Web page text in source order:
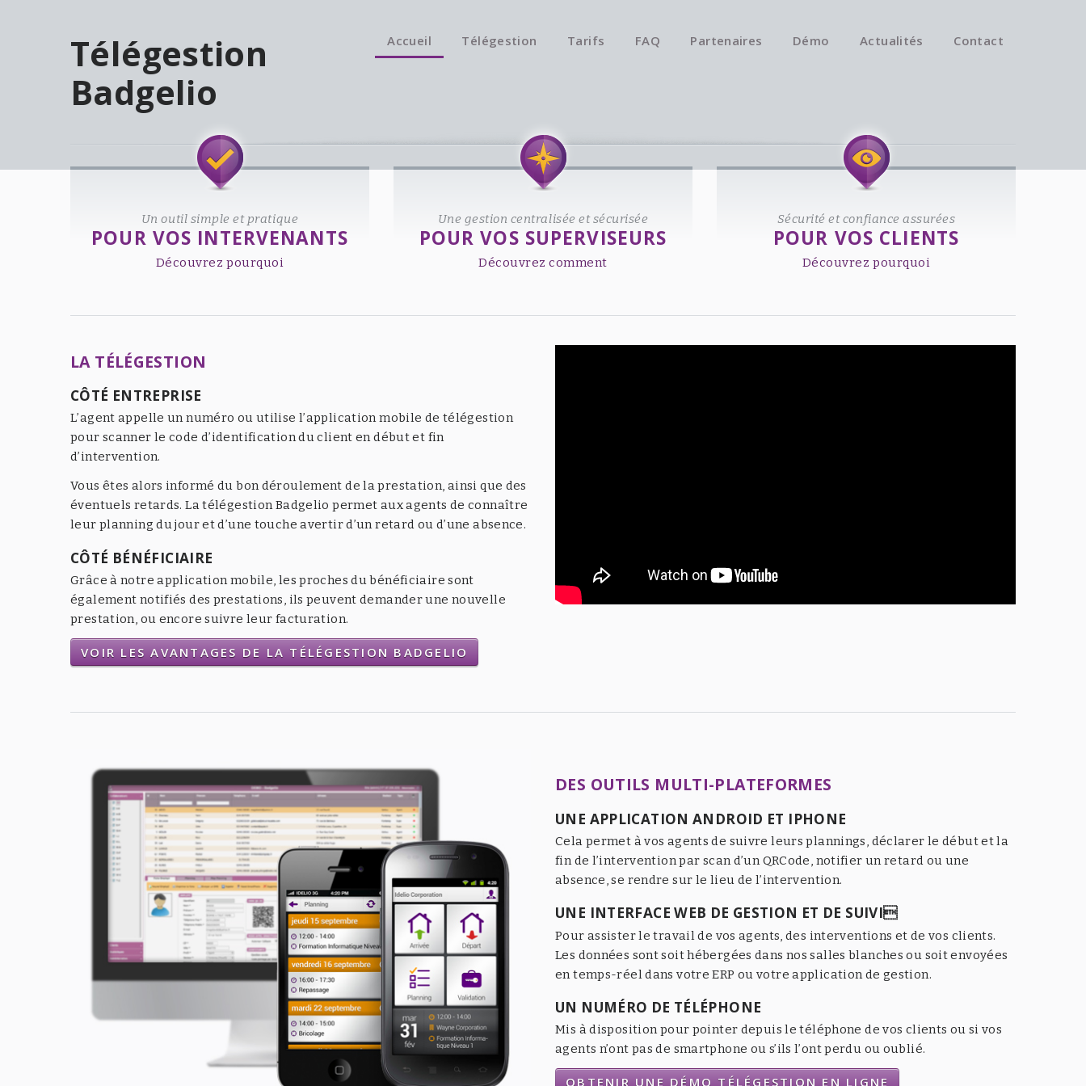
Télégestion
Badgelio
Accueil Télégestion Tarifs FAQ Partenaires Démo Actualités Contact
Welcome! Available on iOS & Android.
Un outil simple et pratique
POUR VOS INTERVENANTS
Découvrez pourquoi
Une gestion centralisée et sécurisée
POUR VOS SUPERVISEURS
Découvrez comment
Sécurité et confiance assurées
POUR VOS CLIENTS
Découvrez pourquoi
LA TÉLÉGESTION
CÔTÉ ENTREPRISE
L’agent appelle un numéro ou utilise l’application mobile de télégestion
pour scanner le code d’identification du client en début et fin
d’intervention.
Vous êtes alors informé du bon déroulement de la prestation, ainsi que des
éventuels retards. La télégestion Badgelio permet aux agents de connaître
leur planning du jour et d’une touche avertir d’un retard ou d’une absence.
CÔTÉ BÉNÉFICIAIRE
Grâce à notre application mobile, les proches du bénéficiaire sont
également notifiés des prestations, ils peuvent demander une nouvelle
prestation, ou encore suivre leur facturation.
VOIR LES AVANTAGES DE LA TÉLÉGESTION BADGELIO
DES OUTILS MULTI-PLATEFORMES
UNE APPLICATION ANDROID ET IPHONE
Cela permet à vos agents de suivre leurs plannings, déclarer le début et la
fin de l’intervention par scan d’un QRCode, notifier un retard ou une
absence, se rendre sur le lieu de l’intervention.
UNE INTERFACE WEB DE GESTION ET DE SUIVI
Pour assister le travail de vos agents, des interventions et de vos clients.
Les données sont soit hébergées dans nos salles blanches ou soit envoyées
en temps-réel dans votre ERP ou votre application de gestion.
UN NUMÉRO DE TÉLÉPHONE
Mis à disposition pour pointer depuis le téléphone de vos clients ou si vos
agents n’ont pas de smartphone ou s’ils l’ont perdu ou oublié.
OBTENIR UNE DÉMO TÉLÉGESTION EN LIGNE